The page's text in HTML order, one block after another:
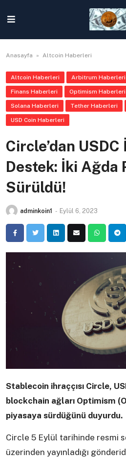
content
Anasayfa » Altcoin Haberleri
Altcoin Haberleri Arbitrum Haberleri
Finans Haberleri Optimism Haberleri
Solana Haberleri Tether Haberleri
USD Coin Haberleri
Circle’dan USDC
Destek: İki Ağda
Sürüldü!
adminkoin1 - Eylül 6, 2023
Stablecoin ihraççısı Circle,
blockchain ağları Optimism
piyasaya sürdüğünü duyurdu.
Circle 5 Eylül tarihinde resmi
üzerinden yayınladığı